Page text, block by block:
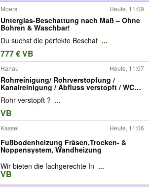
Moers Heute, 11:09
Unterglas-Beschattung nach Maß – Ohne
Bohren & Waschbar!
Du suchst die perfekte Beschat ...
777 € VB
Hanau Heute, 11:07
Rohrreinigung/ Rohrverstopfung /
Kanalreinigung / Abfluss verstopft / WC
verstopft /Schacht / Rückstau / TV-
Untersuchung/ Rohrsanierung /
Kanalsanierung/ Kurzliner Sanierung,
Rohrbruch
Rohr verstopft ? ...
VB
Kassel Heute, 11:06
Fußbodenheizung Fräsen,Trocken- &
Noppensystem, Wandheizung
Wir bieten die fachgerechte In ...
VB